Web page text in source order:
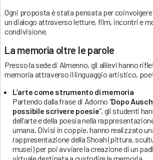
Ogni proposta è stata pensata per
un dialogo attraverso letture, film, incontri e
condivisione.
La memoria oltre le parole
Presso la sede di Almenno, gli allievi hanno
memoria attraverso il linguaggio artistico,
L’arte come strumento di memoria
Partendo dalla frase di Adorno “Dopo
possibile scrivere poesie”, gli studenti
dell’arte e della poesia nella
umana. Divisi in coppie, hanno realizzato
rappresentazione della Shoah (pittura,
musei) per poi avviare la creazione di un
virtuale destinata a custodire la memoria.